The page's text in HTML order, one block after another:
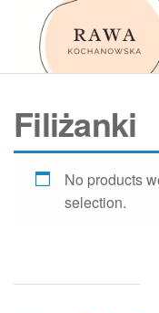
Przejdź
Filiżanki
No products
selection.